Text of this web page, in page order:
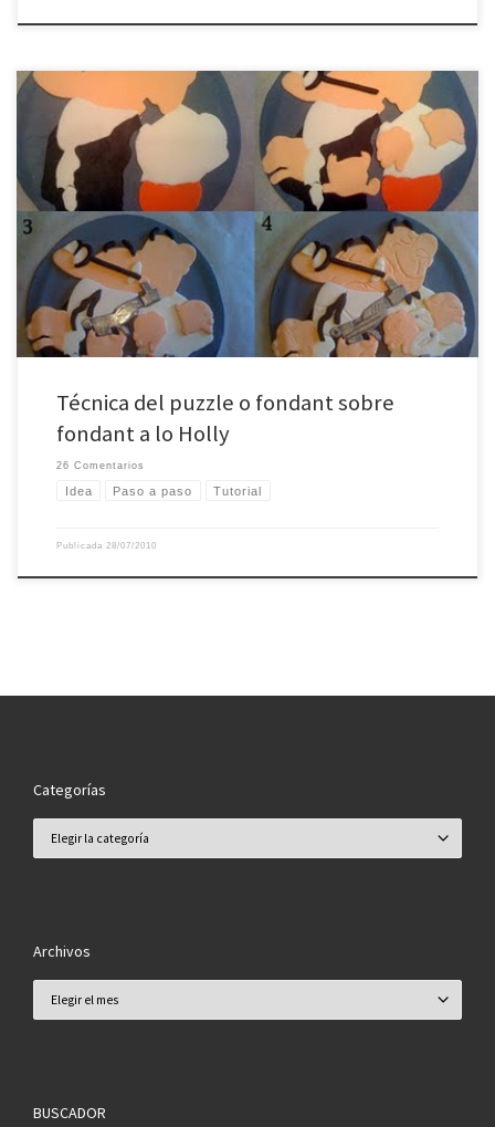
Desde que hice la Tarta Mortadelo y Filemón un montón de gente me ha
preguntado por la técnica del puzzle, así que voy a recopilar aquí toda la
información que tengo por si a alguien le puede servir. Es una técnica
laboriosa, pero no muy complicada, con la que se […]
Técnica del puzzle o fondant sobre
fondant a lo Holly
26 Comentarios
Idea Paso a paso Tutorial
Publicada 28/07/2010
Categorías
Archivos
BUSCADOR